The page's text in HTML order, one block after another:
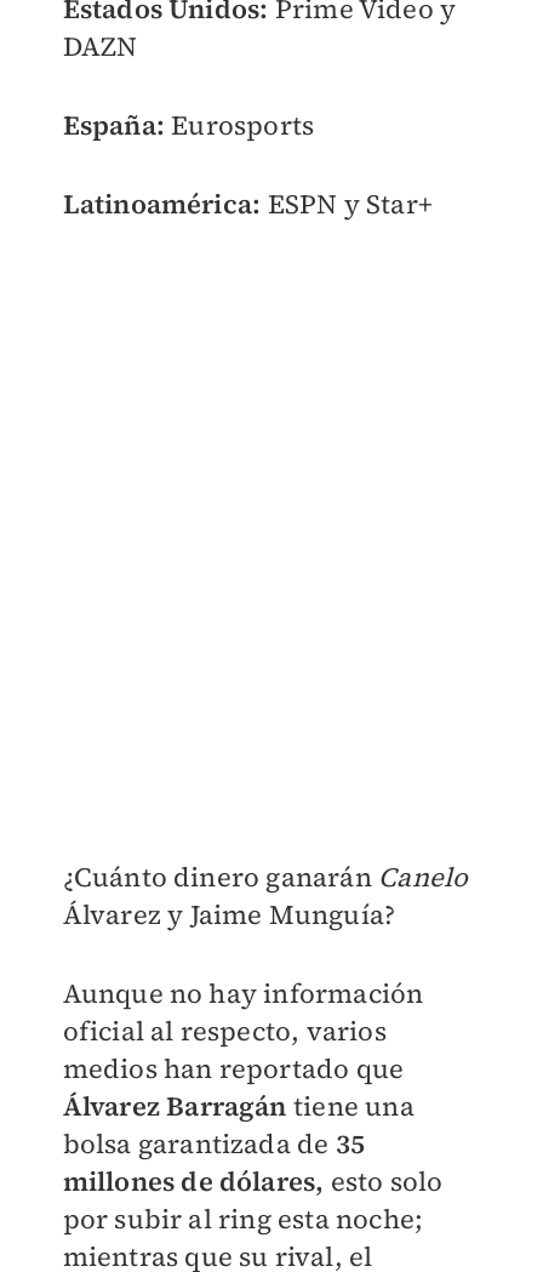
Estados Unidos: Prime Video y
DAZN
España: Eurosports
Latinoamérica: ESPN y Star+
¿Cuánto dinero ganarán Canelo
Álvarez y Jaime Munguía?
Aunque no hay información
oficial al respecto, varios
medios han reportado que
Álvarez Barragán tiene una
bolsa garantizada de 35
millones de dólares, esto solo
por subir al ring esta noche;
mientras que su rival, el